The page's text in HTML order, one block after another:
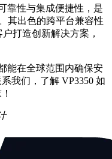
靠性与集成便捷性，是
其出色的跨平台兼容性
打造创新解决方案，
能在全球范围内确保安
我们，了解 VP3350 如